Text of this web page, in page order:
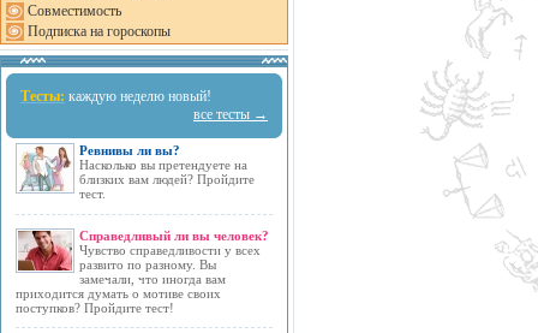
Совместимость
Подписка на гороскопы
Тесты: каждую неделю новый!
все тесты →
Ревнивы ли вы?
Насколько вы претендуете на
близких вам людей? Пройдите
тест.
Справедливый ли вы человек?
Чувство справедливости у всех
развито по разному. Вы
замечали, что иногда вам
приходится думать о мотиве своих
поступков? Пройдите тест!